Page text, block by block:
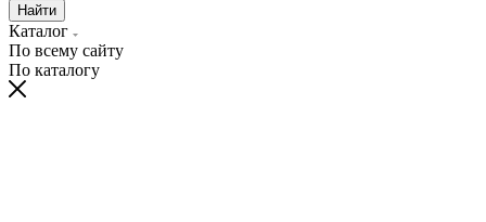
Найти
Каталог
По всему сайту
По каталогу